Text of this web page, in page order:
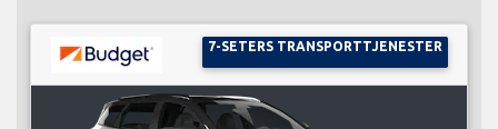
7-SETERS TRANSPORTTJENESTER